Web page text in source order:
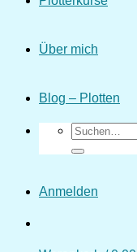
Über mich
Blog – Plotten
Suchen
nach:
Anmelden